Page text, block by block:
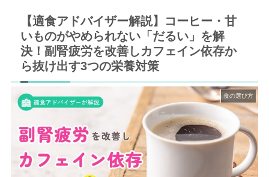
【適食アドバイザー解説】コーヒー・甘
いものがやめられない「だるい」を解
決！副腎疲労を改善しカフェイン依存か
ら抜け出す3つの栄養対策
食の選び方